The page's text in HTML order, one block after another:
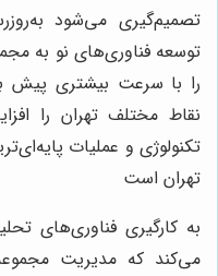
تصمیم‌گیری می‌شود
توسعه فناوری‌های نو به
را با سرعت بیشتری پیش
نقاط مختلف تهران را
تکنولوژی و عملیات
تهران است
به کارگیری فناوری‌های
می‌کند که مدیریت مجموعه